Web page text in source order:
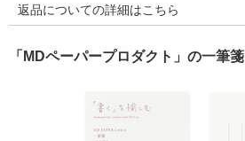
返品についての詳細はこちら
「MDペーパープロダクト」の一筆箋